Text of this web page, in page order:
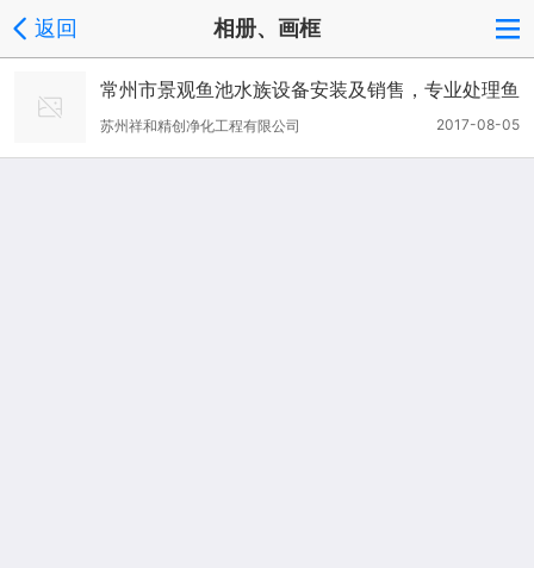
返回 相册、画框
常州市景观鱼池水族设备安装及销售，专业处理鱼
池水发臭，发绿。
2017-08-05
苏州祥和精创净化工程有限公司